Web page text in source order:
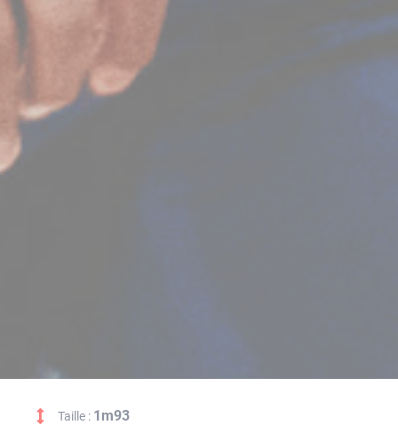
Taille : 1m93